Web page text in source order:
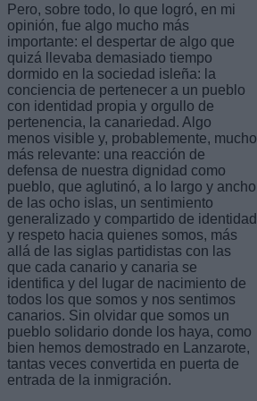
Pero, sobre todo, lo que logró, en mi
opinión, fue algo mucho más
importante: el despertar de algo que
quizá llevaba demasiado tiempo
dormido en la sociedad isleña: la
conciencia de pertenecer a un pueblo
con identidad propia y orgullo de
pertenencia, la canariedad. Algo
menos visible y, probablemente, mucho
más relevante: una reacción de
defensa de nuestra dignidad como
pueblo, que aglutinó, a lo largo y ancho
de las ocho islas, un sentimiento
generalizado y compartido de identidad
y respeto hacia quienes somos, más
allá de las siglas partidistas con las
que cada canario y canaria se
identifica y del lugar de nacimiento de
todos los que somos y nos sentimos
canarios. Sin olvidar que somos un
pueblo solidario donde los haya, como
bien hemos demostrado en Lanzarote,
tantas veces convertida en puerta de
entrada de la inmigración.